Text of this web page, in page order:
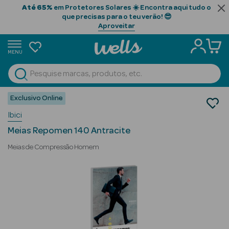
Até 65% em Protetores Solares ☀️ Encontra aqui tudo o
que precisas para o teu verão! 😎
Aproveitar
MENU
Ver Tudo
Beauty Season
Beauty Season
Cabelo
Profissional
Ortopedia
Meias de Descanso
Meia até ao Joelho
Exclusivo Online
Ibici
Meias Repomen 140 Antracite
Meias de Compressão Homem